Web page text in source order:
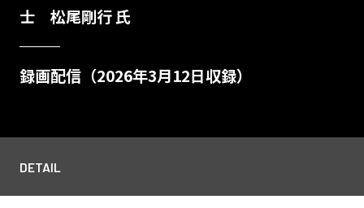
士 松尾剛行 氏
録画配信（2026年3月12日収録）
DETAIL